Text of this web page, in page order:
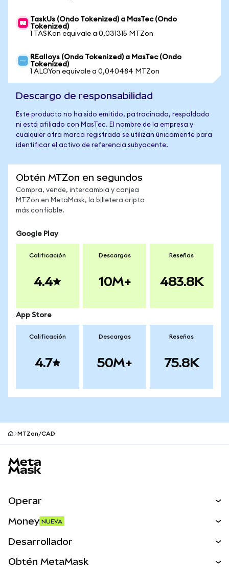
TaskUs (Ondo Tokenized) a MasTec (Ondo
Tokenized)
1 TASKon equivale a 0,031315 MTZon
REalloys (Ondo Tokenized) a MasTec (Ondo
Tokenized)
1 ALOYon equivale a 0,040484 MTZon
Descargo de responsabilidad
Este producto no ha sido emitido, patrocinado, respaldado
ni está afiliado con MasTec. El nombre de la empresa y
cualquier otra marca registrada se utilizan únicamente para
identificar el activo de referencia subyacente.
Obtén MTZon en segundos
Compra, vende, intercambia y canjea
MTZon en MetaMask, la billetera cripto
más confiable.
Google Play
Calificación
4.4
Descargas
10M+
Reseñas
483.8K
App Store
Calificación
4.7
Descargas
50M+
Reseñas
75.8K
MTZon/CAD
Operar
Activos del mundo real
Money NUEVA
Desarrollador
Obtén MetaMask